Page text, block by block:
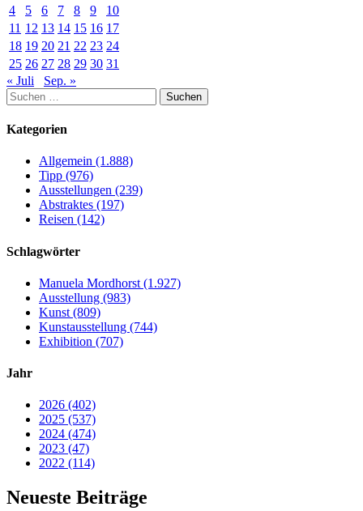
4
5 6 7 8 9
10
11 12 13 14 15 16 17
18 19 20 21 22 23 24
25 26 27 28 29 30 31
« Juli
Sep. »
Suchen
nach:
Kategorien
Allgemein (1.888)
Tipp (976)
Ausstellungen (239)
Abstraktes (197)
Reisen (142)
Schlagwörter
Manuela Mordhorst (1.927)
Ausstellung (983)
Kunst (809)
Kunstausstellung (744)
Exhibition (707)
Jahr
2026 (402)
2025 (537)
2024 (474)
2023 (47)
2022 (114)
Neueste Beiträge